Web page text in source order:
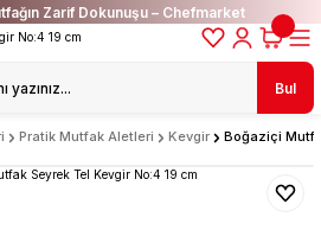
Zarif Dokunuşu – Chefmarket
Bul
Pratik Mutfak Aletleri Kevgir Boğaziçi